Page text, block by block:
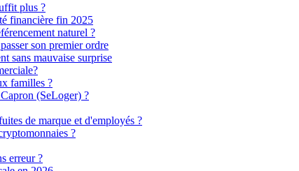
plus ?
financière fin 2025
naturel ?
son premier ordre
sans mauvaise surprise
familles ?
(SeLoger) ?
de marque et d'employés ?
?
erreur ?